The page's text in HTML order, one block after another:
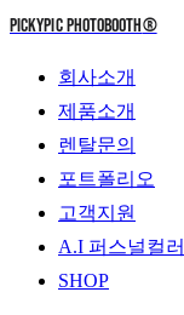
PICKYPIC PHOTOBOOTH®
회사소개
제품소개
렌탈문의
포트폴리오
고객지원
A.I 퍼스널컬러
SHOP